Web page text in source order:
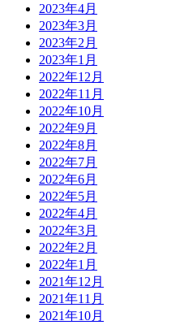
2023年4月
2023年3月
2023年2月
2023年1月
2022年12月
2022年11月
2022年10月
2022年9月
2022年8月
2022年7月
2022年6月
2022年5月
2022年4月
2022年3月
2022年2月
2022年1月
2021年12月
2021年11月
2021年10月